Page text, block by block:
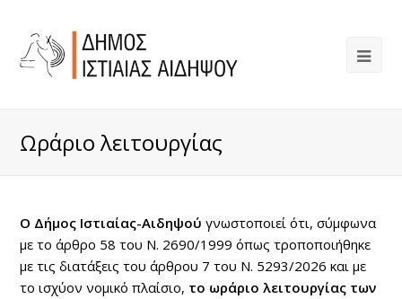
Ωράριο λειτουργίας
Ο Δήμος Ιστιαίας-Αιδηψούγνωστοποιεί ότι, σύμφωνα
με το άρθρο 58 του Ν. 2690/1999 όπως τροποποιήθηκε
με τις διατάξεις του άρθρου 7 του Ν. 5293/2026 και με
το ισχύον νομικό πλαίσιο, το ωράριο λειτουργίας των